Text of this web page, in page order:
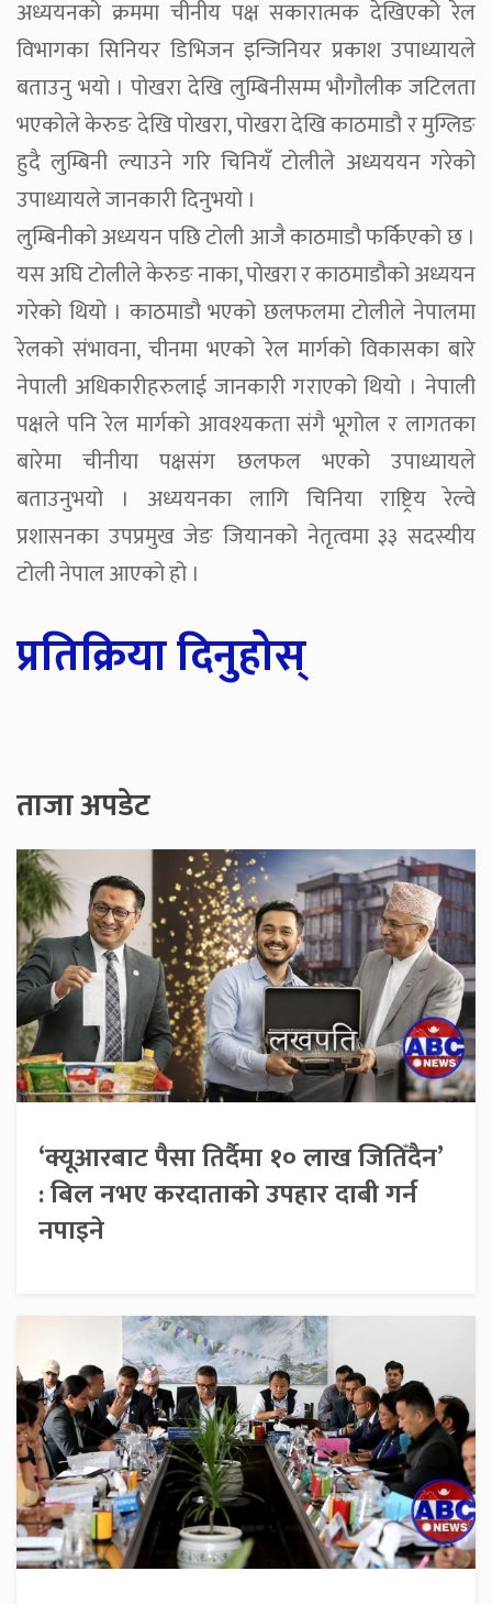
अध्ययनको क्रममा चीनीय पक्ष सकारात्मक देखिएको रेल
विभागका सिनियर डिभिजन इन्जिनियर प्रकाश उपाध्यायले
बताउनु भयो । पोखरा देखि लुम्बिनीसम्म भौगौलीक जटिलता
भएकोले केरुङ देखि पोखरा, पोखरा देखि काठमाडौ र मुग्लिङ
हुदै लुम्बिनी ल्याउने गरि चिनियँ टोलीले अध्यययन गरेको
उपाध्यायले जानकारी दिनुभयो ।
लुम्बिनीको अध्ययन पछि टोली आजै काठमाडौ फर्किएको छ ।
यस अघि टोलीले केरुङ नाका, पोखरा र काठमाडौको अध्ययन
गरेको थियो । काठमाडौ भएको छलफलमा टोलीले नेपालमा
रेलको संभावना, चीनमा भएको रेल मार्गको विकासका बारे
नेपाली अधिकारीहरुलाई जानकारी गराएको थियो । नेपाली
पक्षले पनि रेल मार्गको आवश्यकता संगै भूगोल र लागतका
बारेमा चीनीया पक्षसंग छलफल भएको उपाध्यायले
बताउनुभयो । अध्ययनका लागि चिनिया राष्ट्रिय रेल्वे
प्रशासनका उपप्रमुख जेङ जियानको नेतृत्वमा ३३ सदस्यीय
टोली नेपाल आएको हो ।
प्रतिक्रिया दिनुहोस्
ताजा अपडेट
‘क्यूआरबाट पैसा तिर्दैमा १० लाख जितिँदैन’
: बिल नभए करदाताको उपहार दाबी गर्न
नपाइने